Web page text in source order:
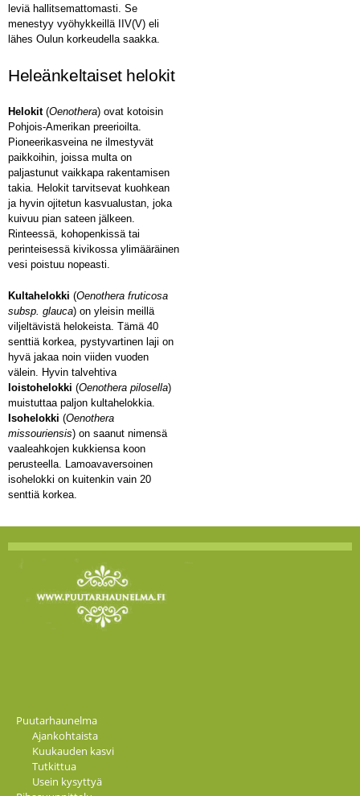
leviä hallitsemattomasti. Se
menestyy vyöhykkeillä I­IV(V) eli
lähes Oulun korkeudella saakka.
Heleänkeltaiset helokit
Helokit(Oenothera) ovat kotoisin
Pohjois-Amerikan preerioilta.
Pioneerikasveina ne ilmestyvät
paikkoihin, joissa multa on
paljastunut vaikkapa rakentamisen
takia. Helokit tarvitsevat kuohkean
ja hyvin ojitetun kasvualustan, joka
kuivuu pian sateen jälkeen.
Rinteessä, kohopenkissä tai
perinteisessä kivikossa ylimääräinen
vesi poistuu nopeasti.
Kultahelokki (Oenothera fruticosa
subsp. glauca) on yleisin meillä
viljeltävistä helokeista. Tämä 40
senttiä korkea, pystyvartinen laji on
hyvä jakaa noin viiden vuoden
välein. Hyvin talvehtiva
loistohelokki (Oenothera pilosella)
muistuttaa paljon kultahelokkia.
Isohelokki (Oenothera
missouriensis) on saanut nimensä
vaaleahkojen kukkiensa koon
perusteella. Lamoavaversoinen
isohelokki on kuitenkin vain 20
senttiä korkea.
Puutarhaunelma
Ajankohtaista
Kuukauden kasvi
Tutkittua
Usein kysyttyä